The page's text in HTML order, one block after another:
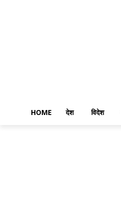
HOME देश विदेश